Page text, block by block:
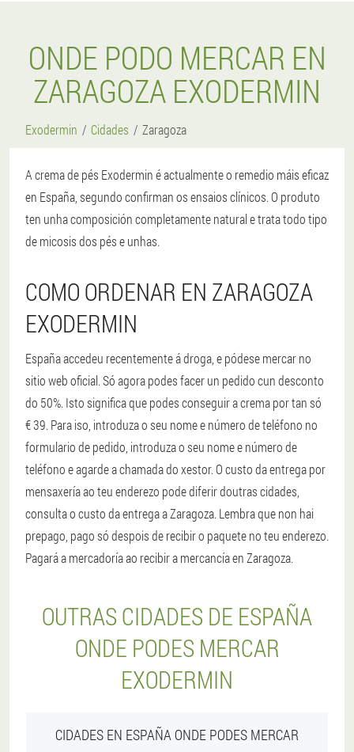
ONDE PODO MERCAR EN
ZARAGOZA EXODERMIN
Exodermin Cidades Zaragoza
A crema de pés Exodermin é actualmente o remedio máis eficaz
en España, segundo confirman os ensaios clínicos. O produto
ten unha composición completamente natural e trata todo tipo
de micosis dos pés e unhas.
COMO ORDENAR EN ZARAGOZA
EXODERMIN
España accedeu recentemente á droga, e pódese mercar no
sitio web oficial. Só agora podes facer un pedido cun desconto
do 50%. Isto significa que podes conseguir a crema por tan só
€ 39. Para iso, introduza o seu nome e número de teléfono no
formulario de pedido, introduza o seu nome e número de
teléfono e agarde a chamada do xestor. O custo da entrega por
mensaxería ao teu enderezo pode diferir doutras cidades,
consulta o custo da entrega a Zaragoza. Lembra que non hai
prepago, pago só despois de recibir o paquete no teu enderezo.
Pagará a mercadoría ao recibir a mercancía en Zaragoza.
OUTRAS CIDADES DE ESPAÑA
ONDE PODES MERCAR
EXODERMIN
CIDADES EN ESPAÑA ONDE PODES MERCAR